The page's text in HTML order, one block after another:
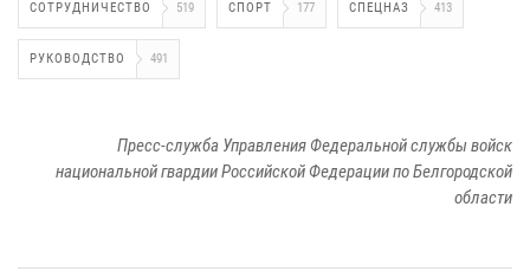
СОТРУДНИЧЕСТВО 519 СПОРТ 177 СПЕЦНАЗ 413
РУКОВОДСТВО 491
Пресс-служба Управления Федеральной службы войск
национальной гвардии Российской Федерации по Белгородской
области